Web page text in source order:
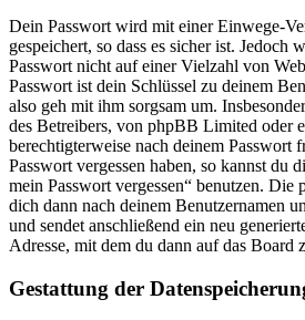
Dein Passwort wird mit einer Einwege-
gespeichert, so dass es sicher ist. Jedoch
Passwort nicht auf einer Vielzahl von
Passwort ist dein Schlüssel zu deinem
also geh mit ihm sorgsam um.
des Betreibers, von phpBB Limited oder
berechtigterweise nach deinem Passwort
Passwort vergessen haben, so kannst du
mein Passwort vergessen“ benutzen.
dich dann nach deinem Benutzernamen
und sendet anschließend ein neu
Adresse, mit dem du dann auf das Board
Gestattung der